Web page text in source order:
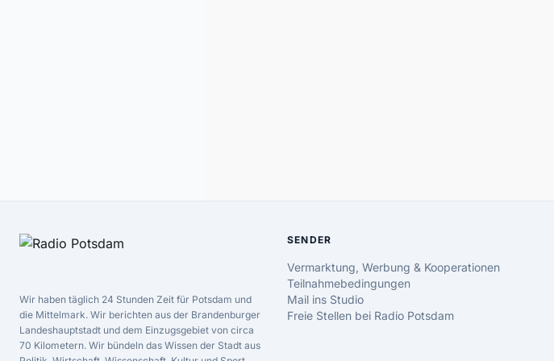
Wir haben täglich 24 Stunden Zeit für Potsdam und
die Mittelmark. Wir berichten aus der Brandenburger
Landeshauptstadt und dem Einzugsgebiet von circa
70 Kilometern. Wir bündeln das Wissen der Stadt aus
SENDER
Vermarktung, Werbung & Kooperationen
Teilnahmebedingungen
Mail ins Studio
Freie Stellen bei Radio Potsdam